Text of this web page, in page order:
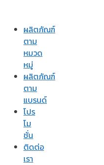
ผลิตภัณฑ์
ตาม
หมวด
หมู่
ผลิตภัณฑ์
ตาม
แบรนด์
โปร
โม
ชั่น
ติดต่อ
เรา